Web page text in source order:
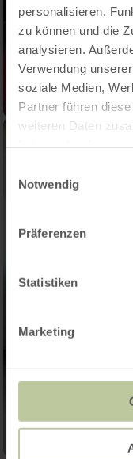
personalisieren,
zu können und die
analysieren.
Verwendung
soziale Medien,
Partner führen
weiteren Daten
Notwendig
Präferenzen
Statistiken
Marketing